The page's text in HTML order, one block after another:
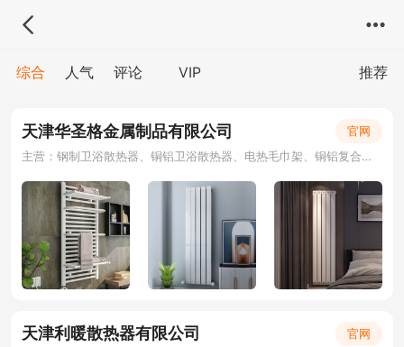
推荐
综合 人气 评论 VIP
天津华圣格金属制品有限公司
官网
主营：钢制卫浴散热器、铜铝卫浴散热器、电热毛巾架、铜铝复合暖气片、钢铝复合暖气片
天津利暖散热器有限公司
官网